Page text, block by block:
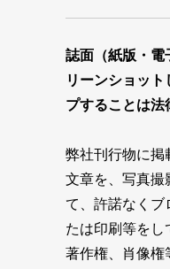
誌面（紙版・電
リーンショッ
プすることは法
弊社刊行物に掲
文章を、写真撮
て、許諾なくブ
たは印刷等をし
著作権、肖像権